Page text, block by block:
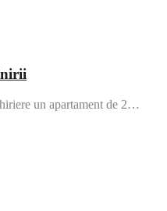
un apartament de 2…